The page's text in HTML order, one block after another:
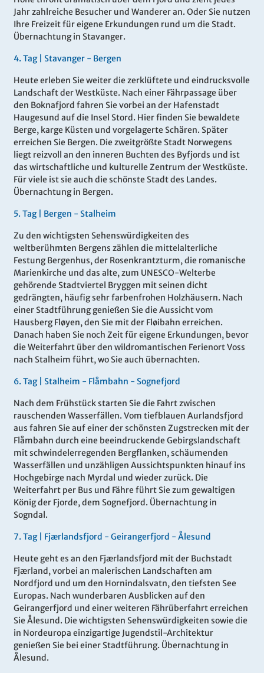
Jahr zahlreiche Besucher und Wanderer an. Oder Sie nutzen
Ihre Freizeit für eigene Erkundungen rund um die Stadt.
Übernachtung in Stavanger.
4. Tag | Stavanger - Bergen
Heute erleben Sie weiter die zerklüftete und eindrucksvolle
Landschaft der Westküste. Nach einer Fährpassage über
den Boknafjord fahren Sie vorbei an der Hafenstadt
Haugesund auf die Insel Stord. Hier finden Sie bewaldete
Berge, karge Küsten und vorgelagerte Schären. Später
erreichen Sie Bergen. Die zweitgrößte Stadt Norwegens
liegt reizvoll an den inneren Buchten des Byfjords und ist
das wirtschaftliche und kulturelle Zentrum der Westküste.
Für viele ist sie auch die schönste Stadt des Landes.
Übernachtung in Bergen.
5. Tag | Bergen - Stalheim
Zu den wichtigsten Sehenswürdigkeiten des
weltberühmten Bergens zählen die mittelalterliche
Festung Bergenhus, der Rosenkrantzturm, die romanische
Marienkirche und das alte, zum UNESCO-Welterbe
gehörende Stadtviertel Bryggen mit seinen dicht
gedrängten, häufig sehr farbenfrohen Holzhäusern. Nach
einer Stadtführung genießen Sie die Aussicht vom
Hausberg Fløyen, den Sie mit der Fløibahn erreichen.
Danach haben Sie noch Zeit für eigene Erkundungen, bevor
die Weiterfahrt über den wildromantischen Ferienort Voss
nach Stalheim führt, wo Sie auch übernachten.
6. Tag | Stalheim - Flåmbahn - Sognefjord
Nach dem Frühstück starten Sie die Fahrt zwischen
rauschenden Wasserfällen. Vom tiefblauen Aurlandsfjord
aus fahren Sie auf einer der schönsten Zugstrecken mit der
Flåmbahn durch eine beeindruckende Gebirgslandschaft
mit schwindelerregenden Bergflanken, schäumenden
Wasserfällen und unzähligen Aussichtspunkten hinauf ins
Hochgebirge nach Myrdal und wieder zurück. Die
Weiterfahrt per Bus und Fähre führt Sie zum gewaltigen
König der Fjorde, dem Sognefjord. Übernachtung in
Sogndal.
7. Tag | Fjærlandsfjord - Geirangerfjord - Ålesund
Heute geht es an den Fjærlandsfjord mit der Buchstadt
Fjærland, vorbei an malerischen Landschaften am
Nordfjord und um den Hornindalsvatn, den tiefsten See
Europas. Nach wunderbaren Ausblicken auf den
Geirangerfjord und einer weiteren Fährüberfahrt erreichen
Sie Ålesund. Die wichtigsten Sehenswürdigkeiten sowie die
in Nordeuropa einzigartige Jugendstil-Architektur
genießen Sie bei einer Stadtführung. Übernachtung in
Ålesund.